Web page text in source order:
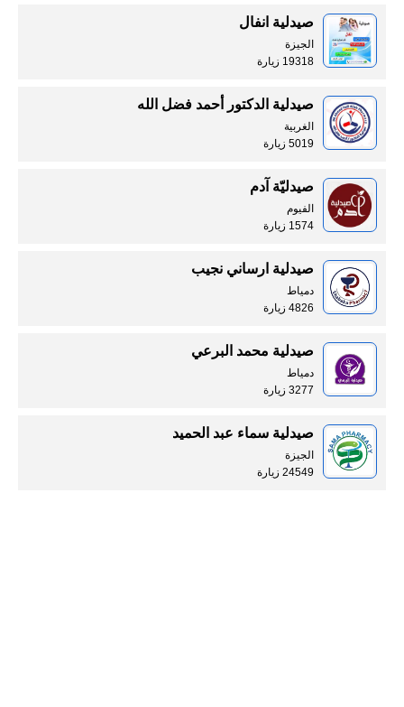
صيدلية انفال
الجيزة
19318 زيارة
صيدلية الدكتور أحمد فضل الله
الغربية
5019 زيارة
صيدليّة آدم
الفيوم
1574 زيارة
صيدلية ارساني نجيب
دمياط
4826 زيارة
صيدلية محمد البرعي
دمياط
3277 زيارة
صيدلية سماء عبد الحميد
الجيزة
24549 زيارة